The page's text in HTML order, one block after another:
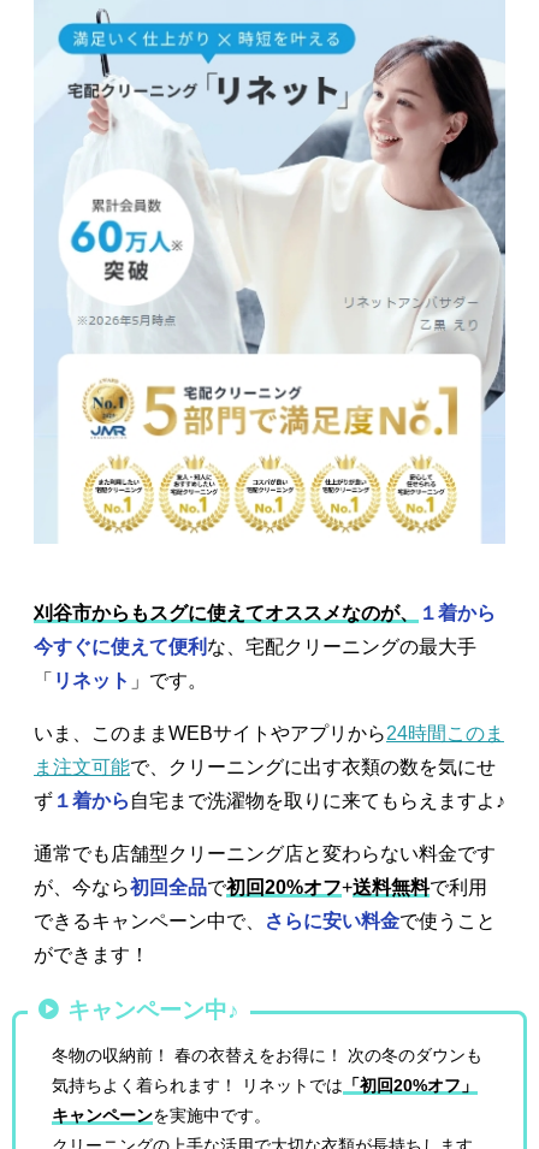
刈谷市からもスグに使えてオススメなのが、
１着から
今すぐに使えて便利 な、宅配クリーニングの最大手
「 リネット 」です。
いま、このままWEBサイトやアプリから24時間このま
ま注文可能で、クリーニングに出す衣類の数を気にせ
ず １着から 自宅まで洗濯物を取りに来てもらえますよ♪
通常でも店舗型クリーニング店と変わらない料金です
が、今なら初回全品で初回20%オフ+送料無料で利用
できるキャンペーン中で、
さらに安い料金で使うこと
ができます！
キャンペーン中♪
冬物の収納前！ 春の衣替えをお得に！ 次の冬のダウンも
気持ちよく着られます！ リネットでは 「初回20%オフ」
キャンペーンを実施中です。